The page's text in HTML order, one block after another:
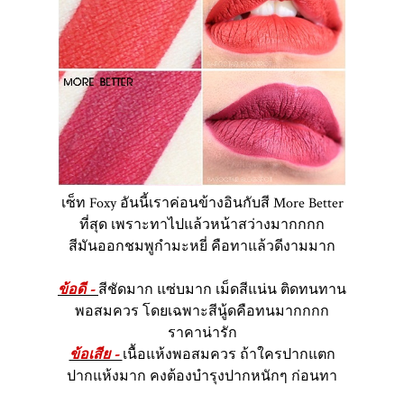
เซ็ท Foxy อันนี้เราค่อนข้างอินกับสี More Better
ที่สุด เพราะทาไปแล้วหน้าสว่างมากกกก
สีมันออกชมพูกำมะหยี่ คือทาแล้วดีงามมาก
ข้อดี -สีชัดมาก แซ่บมาก เม็ดสีแน่น ติดทนทาน
พอสมควร โดยเฉพาะสีนู้ดคือทนมากกกก
ราคาน่ารัก
ข้อเสีย -เนื้อแห้งพอสมควร ถ้าใครปากแตก
ปากแห้งมาก คงต้องบำรุงปากหนักๆ ก่อนทา